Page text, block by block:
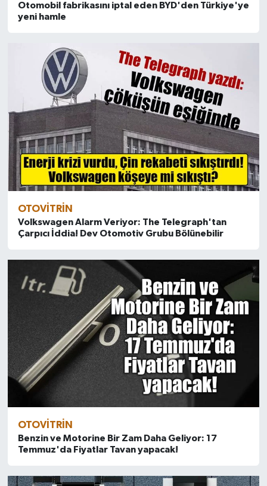
Otomobil fabrikasını iptal eden BYD'den Türkiye'ye
yeni hamle
OTOVITRIN
Volkswagen Alarm Veriyor: The Telegraph'tan
Çarpıcı İddia! Dev Otomotiv Grubu Bölünebilir
OTOVITRIN
Benzin ve Motorine Bir Zam Daha Geliyor: 17
Temmuz'da Fiyatlar Tavan yapacak!